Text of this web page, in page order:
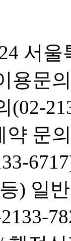
서
용문
(02-
문
) 일